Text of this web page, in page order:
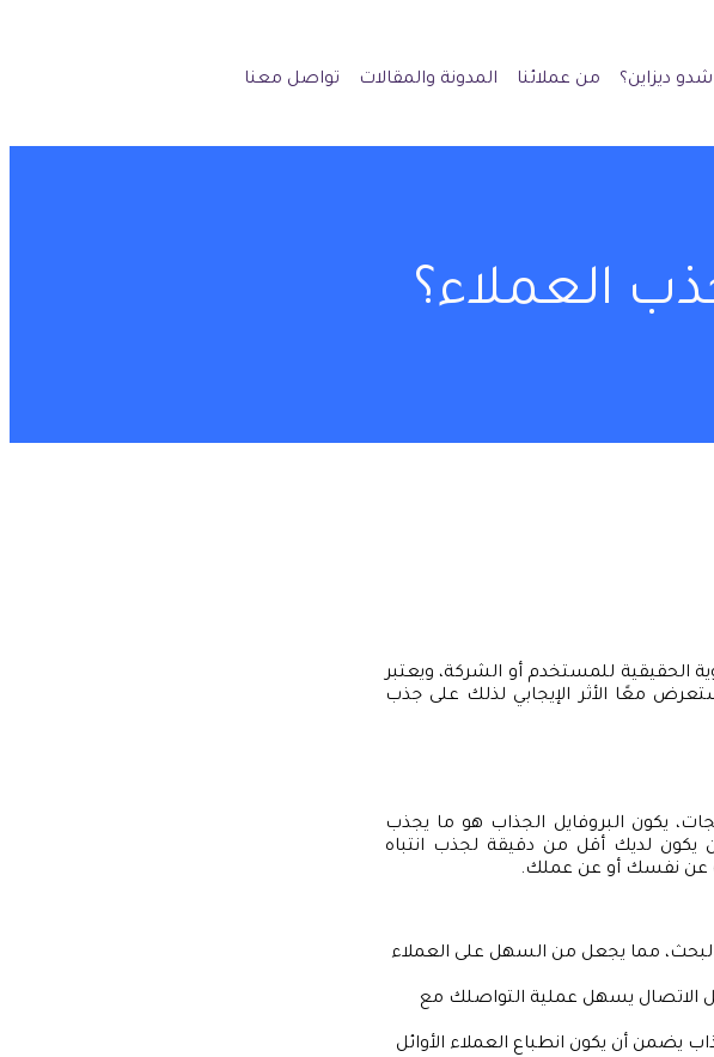
شدو ديزاين؟ من عملائنا المدونة والمقالات تواصل معنا
العملاء؟
الحقيقية للمستخدم أو الشركة، ويعتبر
معًا الأثر الإيجابي لذلك على جذب
يكون البروفايل الجذاب هو ما يجذب
لديك أقل من دقيقة لجذب انتباه
عن نفسك أو عن عملك.
مما يجعل من السهل على العملاء
الاتصال يسهل عملية التواصلك مع
يضمن أن يكون انطباع العملاء الأوائل